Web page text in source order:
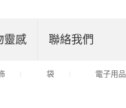
靈感 聯絡我們
袋 電子用品